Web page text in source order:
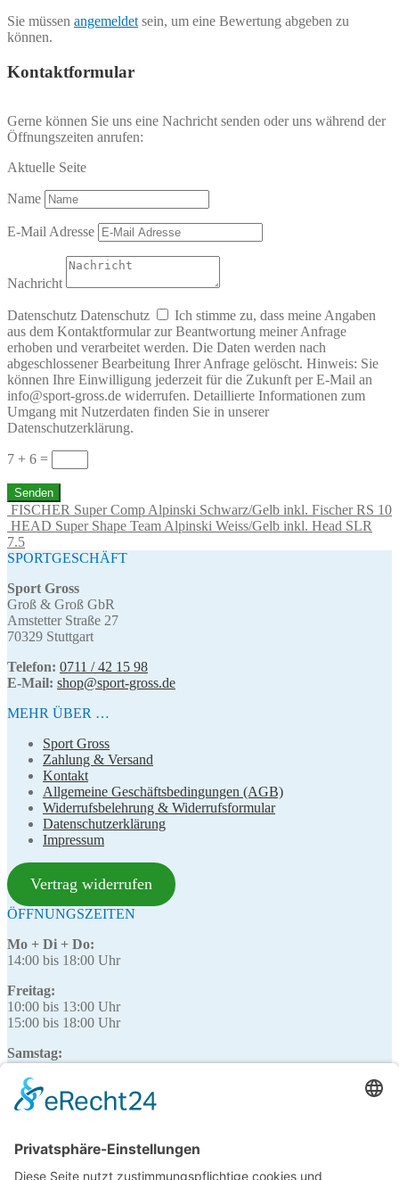
Sie müssen angemeldet sein, um eine Bewertung abgeben zu
können.
Kontaktformular
Gerne können Sie uns eine Nachricht senden oder uns während der
Öffnungszeiten anrufen:
Aktuelle Seite
Name
E-Mail Adresse
Nachricht
Datenschutz Datenschutz
Ich stimme zu, dass meine Angaben
aus dem Kontaktformular zur Beantwortung meiner Anfrage
erhoben und verarbeitet werden. Die Daten werden nach
abgeschlossener Bearbeitung Ihrer Anfrage gelöscht. Hinweis: Sie
können Ihre Einwilligung jederzeit für die Zukunft per E-Mail an
info@sport-gross.de widerrufen. Detaillierte Informationen zum
Umgang mit Nutzerdaten finden Sie in unserer
Datenschutzerklärung.
7 + 6 =
Senden
FISCHER Super Comp Alpinski Schwarz/Gelb inkl. Fischer RS 10
HEAD Super Shape Team Alpinski Weiss/Gelb inkl. Head SLR
7.5
SPORTGESCHÄFT
Sport Gross
Groß & Groß GbR
Amstetter Straße 27
70329 Stuttgart
Telefon: 0711 / 42 15 98
E-Mail: shop@sport-gross.de
MEHR ÜBER …
Sport Gross
Zahlung & Versand
Kontakt
Allgemeine Geschäftsbedingungen (AGB)
Widerrufsbelehrung & Widerrufsformular
Datenschutzerklärung
Impressum
Vertrag widerrufen
ÖFFNUNGSZEITEN
Mo + Di + Do:
14:00 bis 18:00 Uhr
Freitag:
10:00 bis 13:00 Uhr
15:00 bis 18:00 Uhr
Samstag:
Mittwoch:
nicht geöffnet
SOFORT-KONTAKT
Bei Fragen zu Produkten oder zur Bestellung zögern Sie nicht und